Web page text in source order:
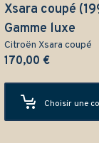
Xsara coupé
Gamme luxe
Citroën Xsara coupé
170,00 €
Choisir une